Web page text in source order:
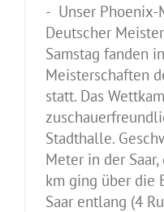
- Unser
Deutscher
Samstag fanden
Meisterschaften
statt. Das
Stadthalle.
Meter in der
km ging über die
Saar entlang (4